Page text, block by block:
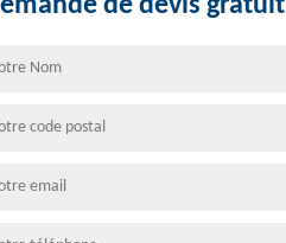
de devis gratuit